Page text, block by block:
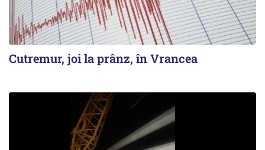
Cutremur, joi la prânz, în Vrancea